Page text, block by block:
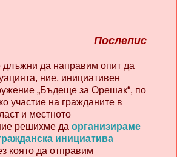
Послепис
длъжни да направим опит да
ние, инициативен
„Бъдеще за Орешак“, по
участие на гражданите в
и местното
решихме да организираме
инициатива
която да отправим